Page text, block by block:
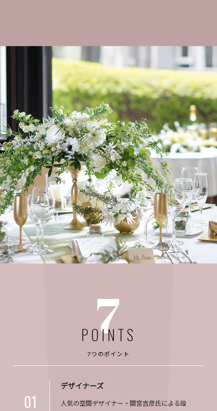
7
POINTS
7つのポイント
01
デザイナーズ
人気の空間デザイナー・間宮吉彦氏による設